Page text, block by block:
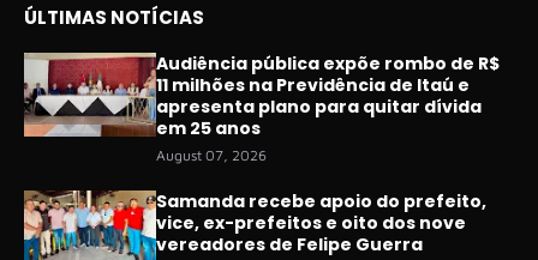
ÚLTIMAS NOTÍCIAS
Audiência pública expõe rombo de R$
11 milhões na Previdência de Itaú e
apresenta plano para quitar dívida
em 25 anos
August 07, 2026
Samanda recebe apoio do prefeito,
vice, ex-prefeitos e oito dos nove
vereadores de Felipe Guerra